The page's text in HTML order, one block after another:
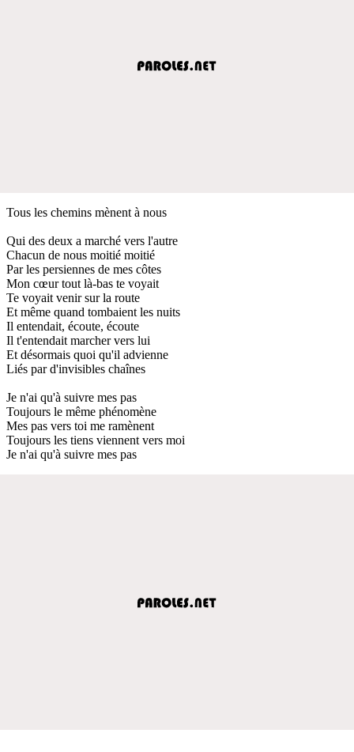
Tous les chemins mènent à nous
Qui des deux a marché vers l'autre
Chacun de nous moitié moitié
Par les persiennes de mes côtes
Mon cœur tout là-bas te voyait
Te voyait venir sur la route
Et même quand tombaient les nuits
Il entendait, écoute, écoute
Il t'entendait marcher vers lui
Et désormais quoi qu'il advienne
Liés par d'invisibles chaînes
Je n'ai qu'à suivre mes pas
Toujours le même phénomène
Mes pas vers toi me ramènent
Toujours les tiens viennent vers moi
Je n'ai qu'à suivre mes pas